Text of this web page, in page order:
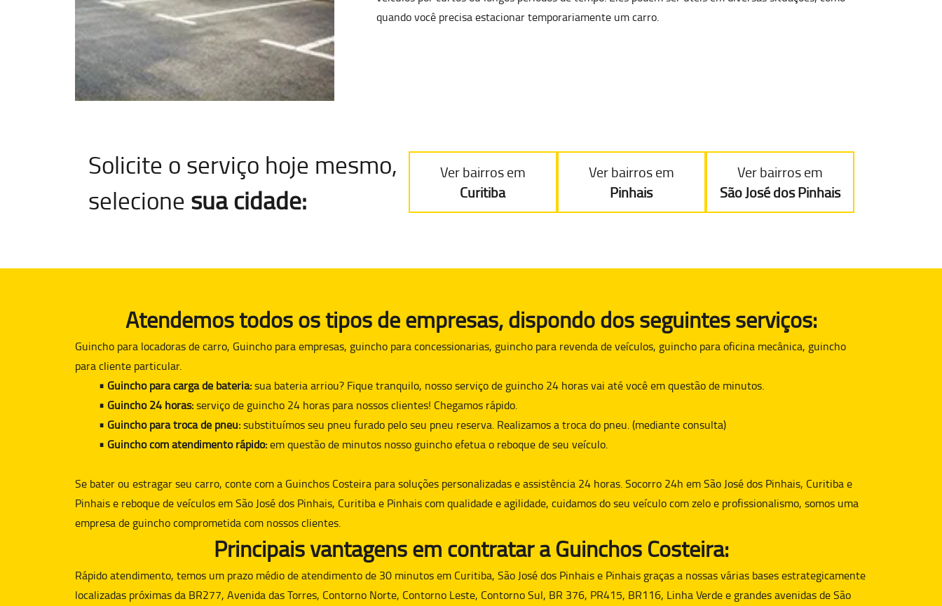
quando você precisa estacionar temporariamente um carro.
Solicite o serviço hoje mesmo,
selecione sua cidade:
Ver bairros em
Curitiba
Ver bairros em
Pinhais
Ver bairros em
São José dos Pinhais
Atendemos todos os tipos de empresas, dispondo dos seguintes serviços:
Guincho para locadoras de carro, Guincho para empresas, guincho para concessionarias, guincho para revenda de veículos, guincho para oficina mecânica, guincho
para cliente particular.
• Guincho para carga de bateria:sua bateria arriou? Fique tranquilo, nosso serviço de guincho 24 horas vai até você em questão de minutos.
• Guincho 24 horas:serviço de guincho 24 horas para nossos clientes! Chegamos rápido.
• Guincho para troca de pneu:substituímos seu pneu furado pelo seu pneu reserva. Realizamos a troca do pneu. (mediante consulta)
• Guincho com atendimento rápido:em questão de minutos nosso guincho efetua o reboque de seu veículo.
Se bater ou estragar seu carro, conte com a Guinchos Costeira para soluções personalizadas e assistência 24 horas. Socorro 24h em São José dos Pinhais, Curitiba e
Pinhais e reboque de veículos em São José dos Pinhais, Curitiba e Pinhais com qualidade e agilidade, cuidamos do seu veículo com zelo e profissionalismo, somos uma
empresa de guincho comprometida com nossos clientes.
Principais vantagens em contratar a Guinchos Costeira:
Rápido atendimento, temos um prazo médio de atendimento de 30 minutos em Curitiba, São José dos Pinhais e Pinhais graças a nossas várias bases estrategicamente
localizadas próximas da BR277, Avenida das Torres, Contorno Norte, Contorno Leste, Contorno Sul, BR 376, PR415, BR116, Linha Verde e grandes avenidas de São